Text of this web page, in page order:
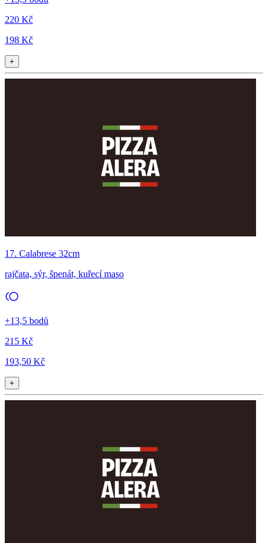
220 Kč
198 Kč
+
17. Calabrese 32cm
rajčata, sýr, špenát, kuřecí maso
+13,5 bodů
215 Kč
193,50 Kč
+